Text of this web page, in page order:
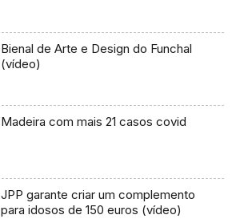
Bienal de Arte e Design do Funchal
(vídeo)
Madeira com mais 21 casos covid
JPP garante criar um complemento
para idosos de 150 euros (vídeo)